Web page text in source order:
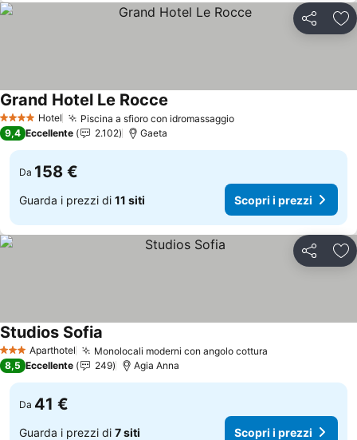
Condividi
4 Stelle Hotel Piscina a sfioro con idromassaggio
Grand Hotel Le Rocce
9,4 Eccellente 2.102 Gaeta
Da 158 €
Guarda i prezzi di 11 siti Scopri i prezzi
Condividi
3 StelleAparthotel Monolocali moderni con angolo cottura
Studios Sofia
8,5 Eccellente 249 Agia Anna
Da 41 €
Guarda i prezzi di 7 siti Scopri i prezzi